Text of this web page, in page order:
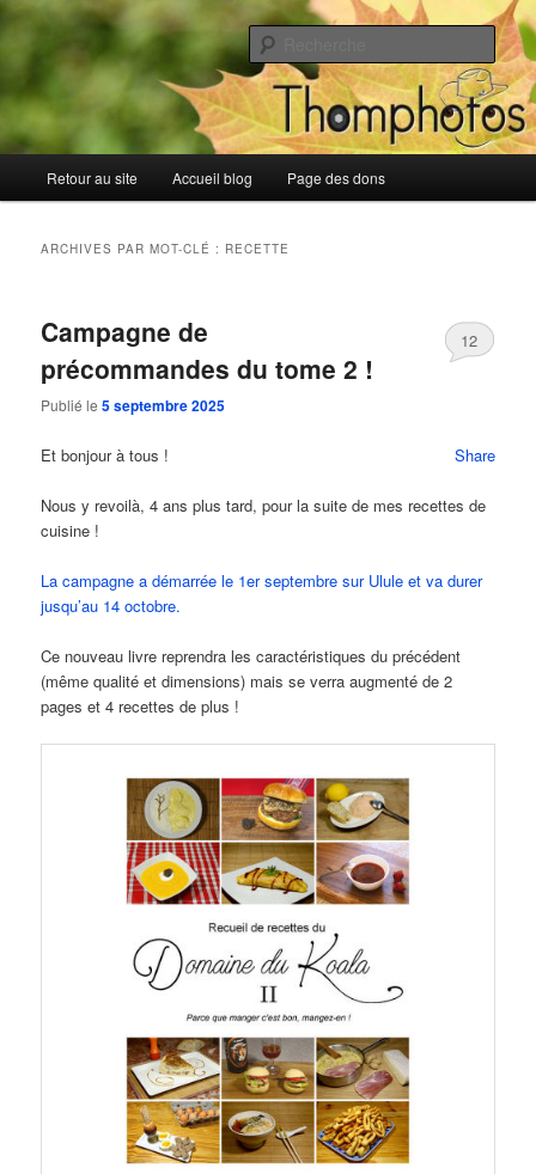
Aller
au
Aller
au
Blog de Thomphotos
Blog de Thomphotos
principal
Retour au site Accueil blog Page des dons
ARCHIVES PAR MOT-CLÉ : RECETTE
Campagne de
précommandes du tome 2 !
Publié le5 septembre 2025
12
Share
Et bonjour à tous !
Nous y revoilà, 4 ans plus tard, pour la suite de mes recettes de
cuisine !
La campagne a démarrée le 1er septembre sur Ulule et va durer
jusqu’au 14 octobre.
Ce nouveau livre reprendra les caractéristiques du précédent
(même qualité et dimensions) mais se verra augmenté de 2
pages et 4 recettes de plus !